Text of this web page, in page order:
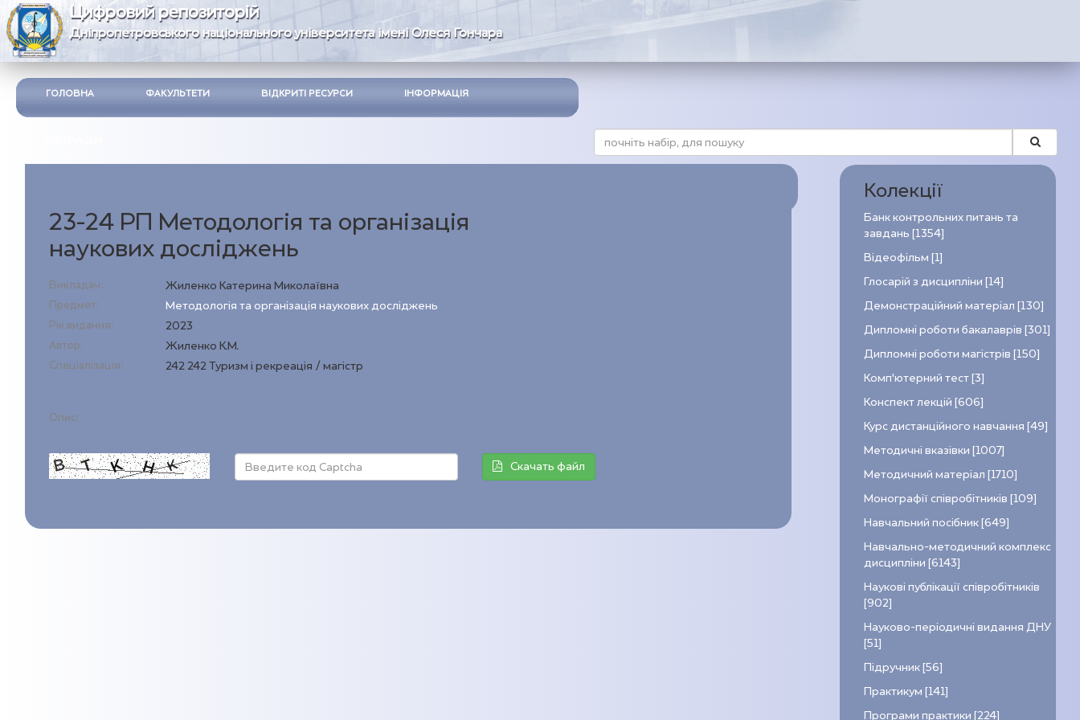
Цифровий репозиторій
Дніпропетровського національного університета імені Олеся Гончара
ГОЛОВНА ФАКУЛЬТЕТИ ВІДКРИТІ РЕСУРСИ ІНФОРМАЦІЯ
23-24 РП Методологія та організація
наукових досліджень
Викладач: Жиленко Катерина Миколаївна
Предмет: Методологія та організація наукових досліджень
Рік видання: 2023
Автор: Жиленко К.М.
Спеціалізація: 242 242 Туризм і рекреація / магістр
Опис:
Скачать файл
Колекції
Банк контрольних питань та
завдань [1354]
Відеофільм [1]
Глосарій з дисципліни [14]
Демонстраційний матеріал [130]
Дипломні роботи бакалаврів [301]
Дипломні роботи магістрів [150]
Комп’ютерний тест [3]
Конспект лекцій [606]
Курс дистанційного навчання [49]
Методичні вказівки [1007]
Методичний матеріал [1710]
Монографії співробітників [109]
Навчальний посібник [649]
Навчально-методичний комплекс
дисципліни [6143]
Наукові публікації співробітників
[902]
Науково-періодичні видання ДНУ
[51]
Підручник [56]
Практикум [141]
Програми практики [224]